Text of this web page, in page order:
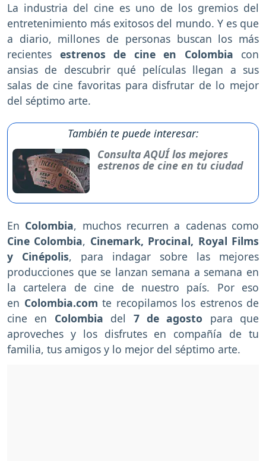
La industria del cine es uno de los gremios del
entretenimiento más exitosos del mundo. Y es que
a diario, millones de personas buscan los más
recientes estrenos de cine en Colombia con
ansias de descubrir qué películas llegan a sus
salas de cine favoritas para disfrutar de lo mejor
del séptimo arte.
También te puede interesar:
Consulta AQUÍ los mejores
estrenos de cine en tu ciudad
En Colombia, muchos recurren a cadenas como
Cine Colombia, Cinemark, Procinal, Royal Films
y Cinépolis, para indagar sobre las mejores
producciones que se lanzan semana a semana en
la cartelera de cine de nuestro país. Por eso
en Colombia.com te recopilamos los estrenos de
cine en Colombia del 7 de agosto para que
aproveches y los disfrutes en compañía de tu
familia, tus amigos y lo mejor del séptimo arte.